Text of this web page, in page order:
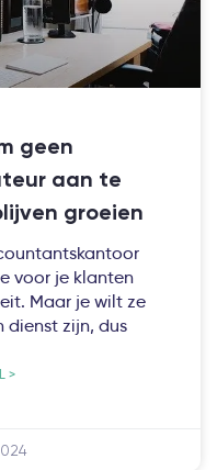
geen
aan te
groeien
voor je klanten
Maar je wilt ze
dienst zijn, dus
>